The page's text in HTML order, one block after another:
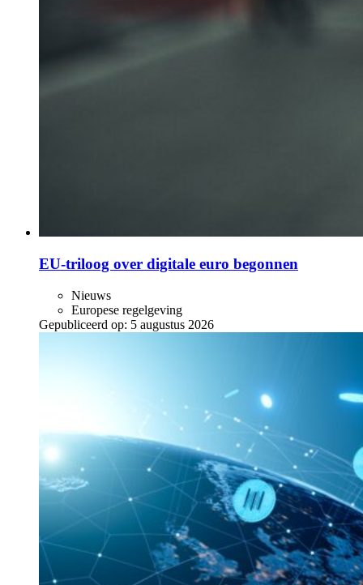
EU-triloog over digitale euro begonnen
Nieuws
Europese regelgeving
Gepubliceerd op: 5 augustus 2026